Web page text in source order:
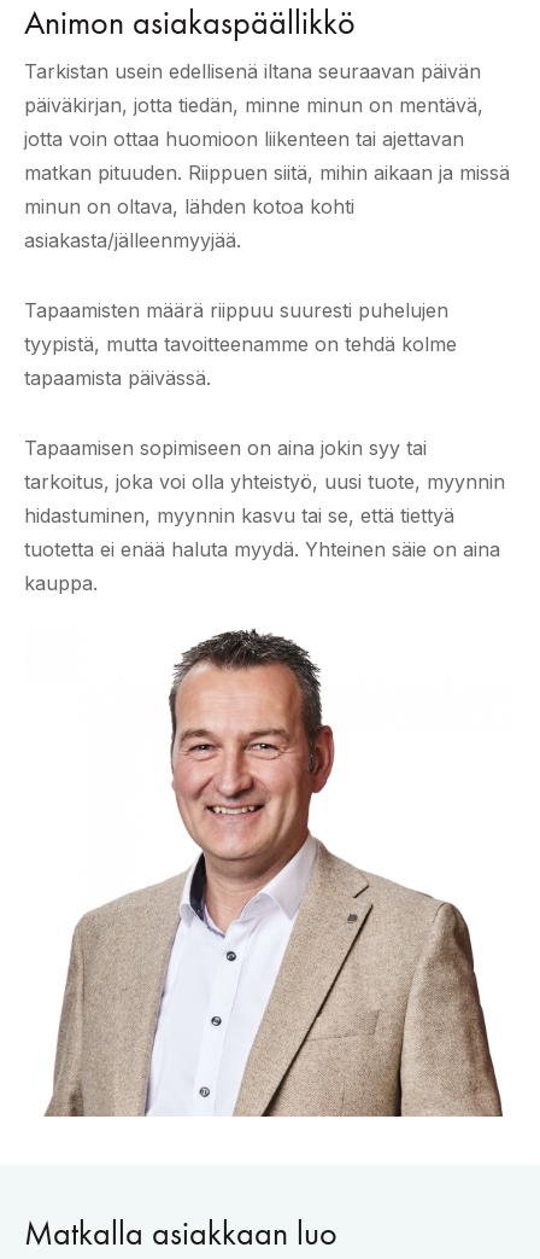
Animon asiakaspäällikkö
Tarkistan usein edellisenä iltana seuraavan päivän
päiväkirjan, jotta tiedän, minne minun on mentävä,
jotta voin ottaa huomioon liikenteen tai ajettavan
matkan pituuden. Riippuen siitä, mihin aikaan ja missä
minun on oltava, lähden kotoa kohti
asiakasta/jälleenmyyjää.
Tapaamisten määrä riippuu suuresti puhelujen
tyypistä, mutta tavoitteenamme on tehdä kolme
tapaamista päivässä.
Tapaamisen sopimiseen on aina jokin syy tai
tarkoitus, joka voi olla yhteistyö, uusi tuote, myynnin
hidastuminen, myynnin kasvu tai se, että tiettyä
tuotetta ei enää haluta myydä. Yhteinen säie on aina
kauppa.
Matkalla asiakkaan luo